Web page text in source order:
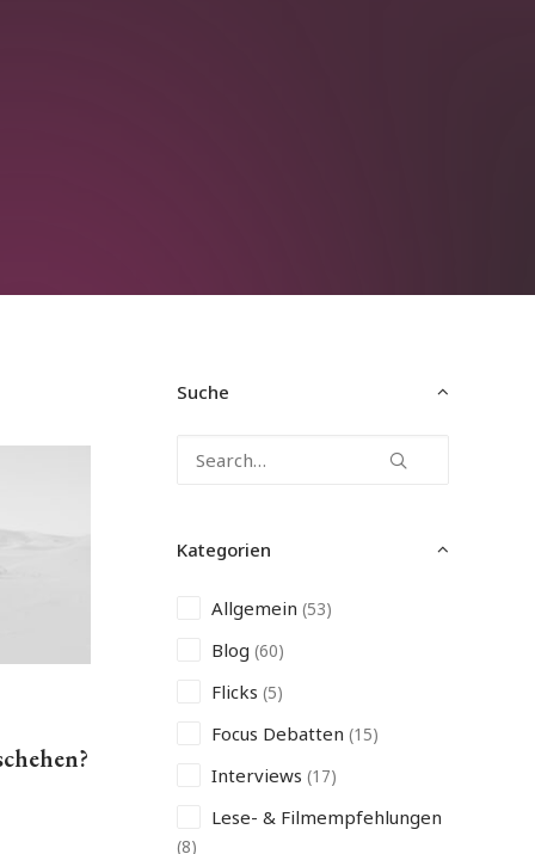
Suche
Kategorien
Allgemein (53)
Blog (60)
Flicks (5)
Focus Debatten (15)
Interviews (17)
Lese- & Filmempfehlungen
(8)